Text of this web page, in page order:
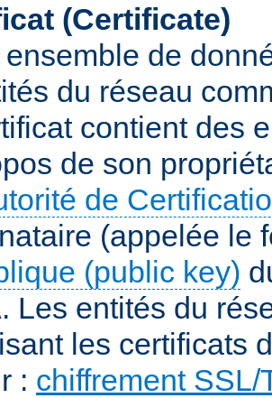
(Certificate)
ensemble de
du réseau
contient des
de son
de
(appelée le
(public key)
Les entités du
les certificats
: chiffrement SSL/